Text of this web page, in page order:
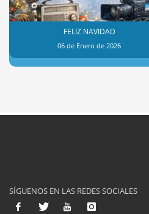
FELIZ NAVIDAD
06 de Enero de 2026
SÍGUENOS EN LAS REDES SOCIALES